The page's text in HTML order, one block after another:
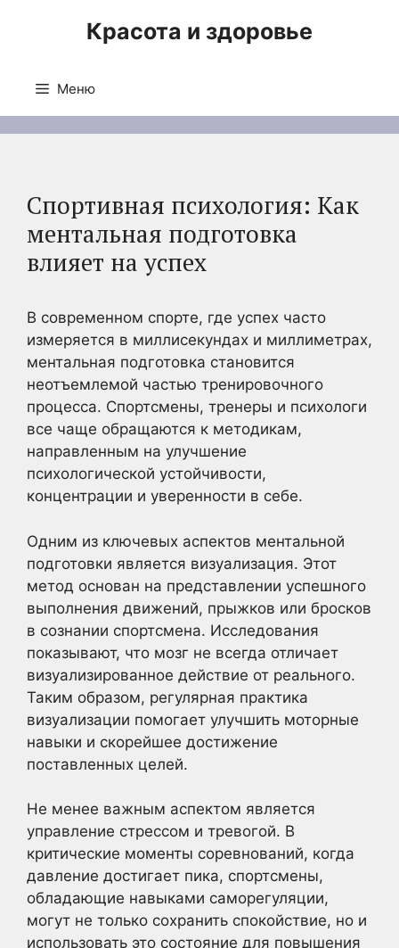
Красота и здоровье
Меню
Спортивная психология: Как
ментальная подготовка
влияет на успех
В современном спорте, где успех часто
измеряется в миллисекундах и миллиметрах,
ментальная подготовка становится
неотъемлемой частью тренировочного
процесса. Спортсмены, тренеры и психологи
все чаще обращаются к методикам,
направленным на улучшение
психологической устойчивости,
концентрации и уверенности в себе.
Одним из ключевых аспектов ментальной
подготовки является визуализация. Этот
метод основан на представлении успешного
выполнения движений, прыжков или бросков
в сознании спортсмена. Исследования
показывают, что мозг не всегда отличает
визуализированное действие от реального.
Таким образом, регулярная практика
визуализации помогает улучшить моторные
навыки и скорейшее достижение
поставленных целей.
Не менее важным аспектом является
управление стрессом и тревогой. В
критические моменты соревнований, когда
давление достигает пика, спортсмены,
обладающие навыками саморегуляции,
могут не только сохранить спокойствие, но и
использовать это состояние для повышения